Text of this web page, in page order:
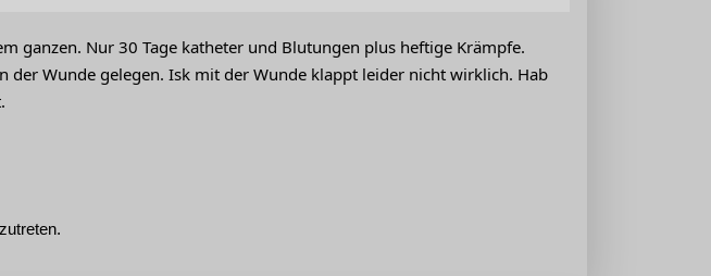
ganzen. Nur 30 Tage katheter und Blutungen plus heftige Krämpfe.
der Wunde gelegen. Isk mit der Wunde klappt leider nicht wirklich. Hab